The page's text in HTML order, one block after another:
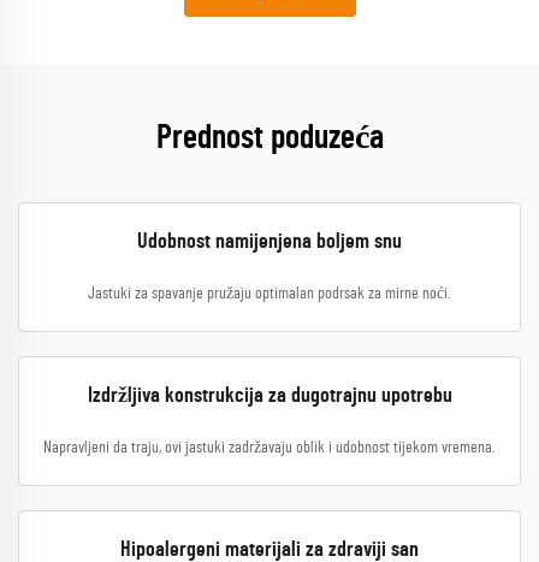
Prednost poduzeća
Udobnost namijenjena boljem snu
Jastuki za spavanje pružaju optimalan podrsak za mirne noći.
Izdržljiva konstrukcija za dugotrajnu upotrebu
Napravljeni da traju, ovi jastuki zadržavaju oblik i udobnost tijekom vremena.
Hipoalergeni materijali za zdraviji san